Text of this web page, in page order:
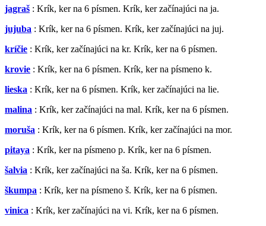
jagraš : Krík, ker na 6 písmen. Krík, ker začínajúci na ja.
jujuba : Krík, ker na 6 písmen. Krík, ker začínajúci na juj.
kríčie : Krík, ker začínajúci na kr. Krík, ker na 6 písmen.
krovie : Krík, ker na 6 písmen. Krík, ker na písmeno k.
lieska : Krík, ker na 6 písmen. Krík, ker začínajúci na lie.
malina : Krík, ker začínajúci na mal. Krík, ker na 6 písmen.
moruša : Krík, ker na 6 písmen. Krík, ker začínajúci na mor.
pitaya : Krík, ker na písmeno p. Krík, ker na 6 písmen.
šalvia : Krík, ker začínajúci na ša. Krík, ker na 6 písmen.
škumpa : Krík, ker na písmeno š. Krík, ker na 6 písmen.
vinica : Krík, ker začínajúci na vi. Krík, ker na 6 písmen.